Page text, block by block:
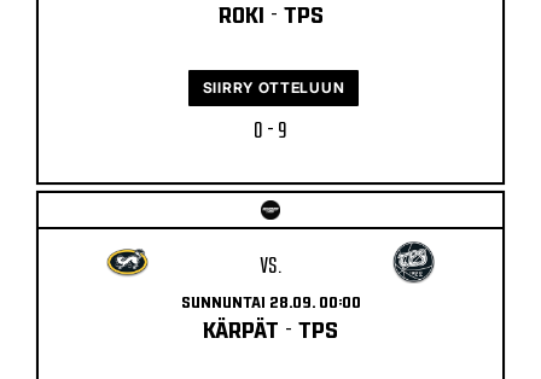
ROKI - TPS
0 - 9
SIIRRY OTTELUUN
VS.
SUNNUNTAI 28.09. 00:00
KÄRPÄT - TPS